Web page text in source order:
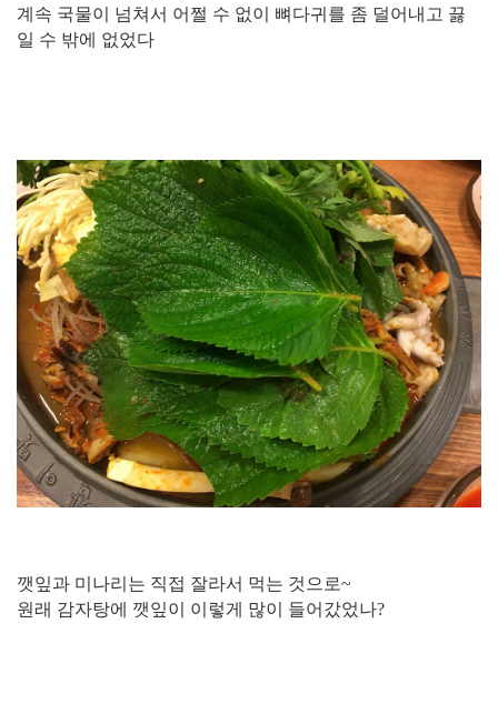
계속 국물이 넘쳐서 어쩔 수 없이 뼈다귀를 좀 덜어내고 끓
일 수 밖에 없었다
깻잎과 미나리는 직접 잘라서 먹는 것으로~
원래 감자탕에 깻잎이 이렇게 많이 들어갔었나?